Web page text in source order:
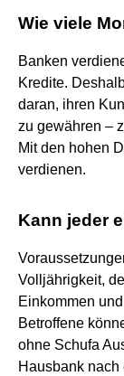
Wie viele
Banken
Kredite.
daran, ihren
zu gewähren –
Mit den hohen
verdienen.
Kann jeder
Volljährigkeit,
Einkommen
Betroffene
ohne Schufa
Hausbank